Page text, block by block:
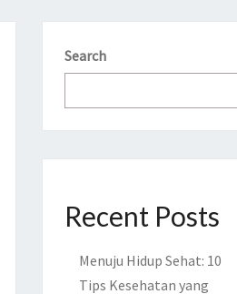
Search
Recent Posts
Menuju Hidup Sehat: 10
Tips Kesehatan yang